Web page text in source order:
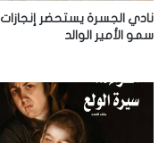
ر
و
نادي الجسرة يستحضر إنجازات
سمو الأمير الوالد